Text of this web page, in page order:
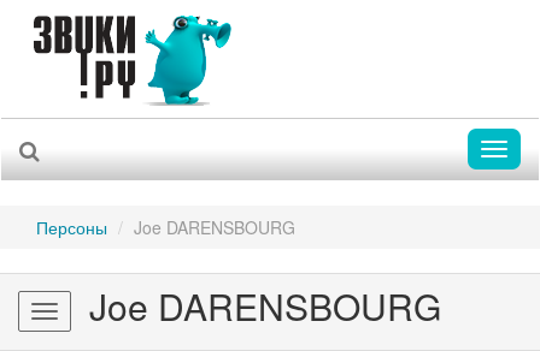
Персоны Joe DARENSBOURG
Toggle
navigation
Joe DARENSBOURG